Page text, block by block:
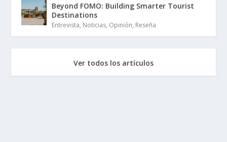
Beyond FOMO: Building Smarter Tourist
Destinations
Entrevista, Noticias, Opinión, Reseña
Ver todos los artículos